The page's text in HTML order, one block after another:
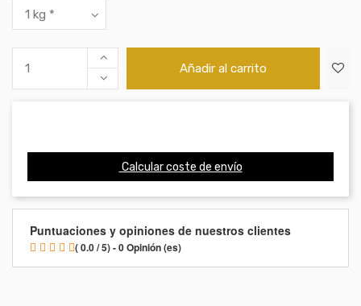
Añadir al carrito
Calcular coste de envío
Puntuaciones y opiniones de nuestros clientes
( 0.0 / 5) - 0 Opinión (es)